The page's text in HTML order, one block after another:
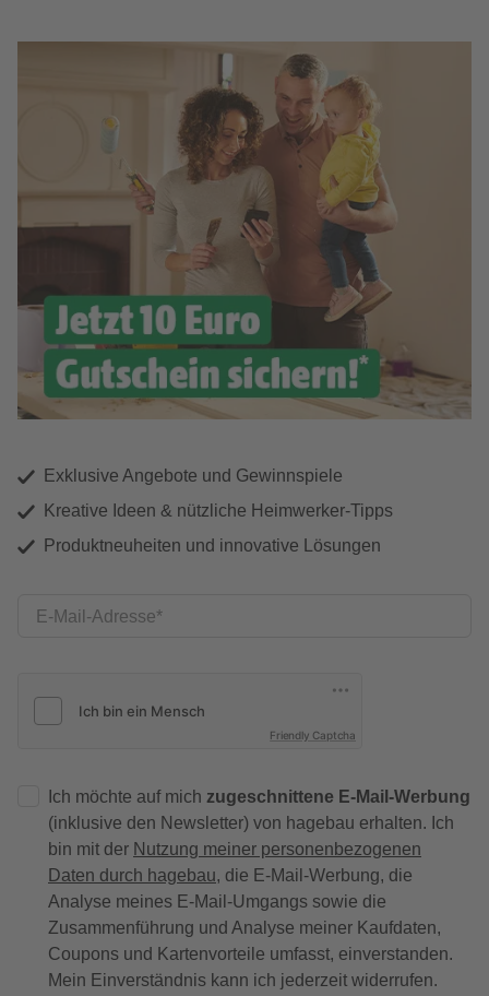
Exklusive Angebote und Gewinnspiele
Kreative Ideen & nützliche Heimwerker-Tipps
Produktneuheiten und innovative Lösungen
E-Mail-Adresse
Friendly Captcha
Ich möchte auf mich zugeschnittene E-Mail-Werbung
(inklusive den Newsletter) von hagebau erhalten. Ich
bin mit der Nutzung meiner personenbezogenen
Daten durch hagebau, die E-Mail-Werbung, die
Analyse meines E-Mail-Umgangs sowie die
Zusammenführung und Analyse meiner Kaufdaten,
Coupons und Kartenvorteile umfasst, einverstanden.
Mein Einverständnis kann ich jederzeit widerrufen.